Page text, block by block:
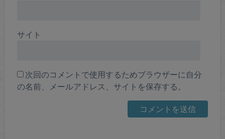
サイト
次回のコメントで使用するためブラウザーに自分
の名前、メールアドレス、サイトを保存する。